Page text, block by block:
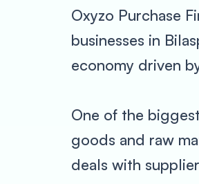
Oxyzo Purchase
businesses in
economy driven
One of the
goods and raw
deals with